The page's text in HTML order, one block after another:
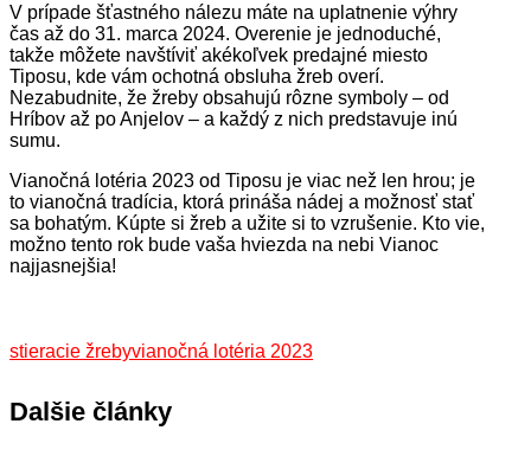
V prípade šťastného nálezu máte na uplatnenie výhry
čas až do 31. marca 2024. Overenie je jednoduché,
takže môžete navštíviť akékoľvek predajné miesto
Tiposu, kde vám ochotná obsluha žreb overí.
Nezabudnite, že žreby obsahujú rôzne symboly – od
Hríbov až po Anjelov – a každý z nich predstavuje inú
sumu.
Vianočná lotéria 2023 od Tiposu je viac než len hrou; je
to vianočná tradícia, ktorá prináša nádej a možnosť stať
sa bohatým. Kúpte si žreb a užite si to vzrušenie. Kto vie,
možno tento rok bude vaša hviezda na nebi Vianoc
najjasnejšia!
stieracie žrebyvianočná lotéria 2023
Dalšie články